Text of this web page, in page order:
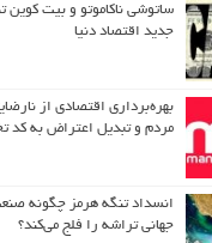
ساتوشی ناکاموتو و بیت کوین
جدید اقتصاد دنیا
بهره‌برداری اقتصادی از
مردم و تبدیل اعتراض به کد
انسداد تنگه هرمز چگونه
جهانی تراشه را فلج می‌کند؟